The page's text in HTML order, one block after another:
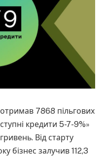
7868 пільгових
кредити 5-7-9%»
Від старту
бізнес залучив 112,3